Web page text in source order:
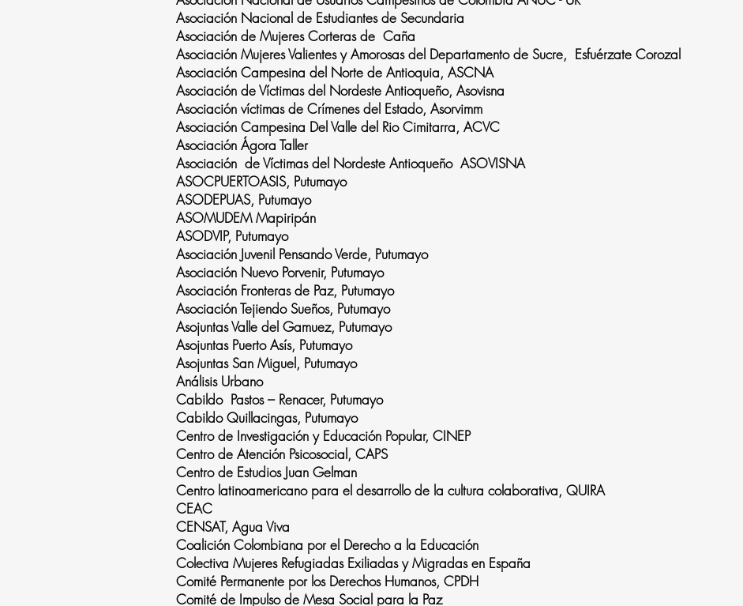
Asociación Nacional de Estudiantes de Secundaria
Asociación de Mujeres Corteras de Caña
Asociación Mujeres Valientes y Amorosas del Departamento de Sucre, Esfuérzate
Asociación Campesina del Norte de Antioquia, ASCNA
Asociación de Víctimas del Nordeste Antioqueño, Asovisna
Asociación víctimas de Crímenes del Estado, Asorvimm
Asociación Campesina Del Valle del Rio Cimitarra, ACVC
Asociación Ágora Taller
Asociación de Víctimas del Nordeste Antioqueño ASOVISNA
ASOCPUERTOASIS, Putumayo
ASODEPUAS, Putumayo
ASOMUDEM Mapiripán
ASODVIP, Putumayo
Asociación Juvenil Pensando Verde, Putumayo
Asociación Nuevo Porvenir, Putumayo
Asociación Fronteras de Paz, Putumayo
Asociación Tejiendo Sueños, Putumayo
Asojuntas Valle del Gamuez, Putumayo
Asojuntas Puerto Asís, Putumayo
Asojuntas San Miguel, Putumayo
Análisis Urbano
Cabildo Pastos – Renacer, Putumayo
Cabildo Quillacingas, Putumayo
Centro de Investigación y Educación Popular, CINEP
Centro de Atención Psicosocial, CAPS
Centro de Estudios Juan Gelman
Centro latinoamericano para el desarrollo de la cultura colaborativa, QUIRA
CEAC
CENSAT, Agua Viva
Coalición Colombiana por el Derecho a la Educación
Colectiva Mujeres Refugiadas Exiliadas y Migradas en España
Comité Permanente por los Derechos Humanos, CPDH
Comité de Impulso de Mesa Social para la Paz